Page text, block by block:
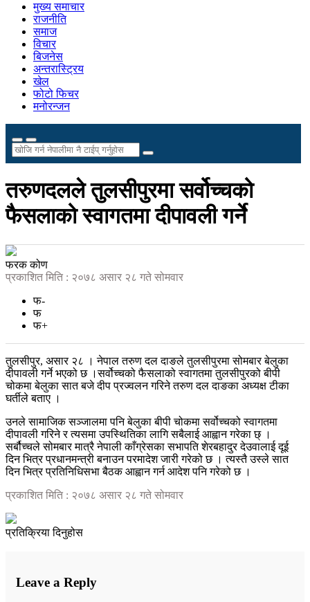
मुख्य समाचार
राजनीति
समाज
विचार
बिजनेस
अन्तरास्ट्रिय
खेल
फोटो फिचर
मनोरन्जन
तरुणदलले तुलसीपुरमा सर्वोच्चको
फैसलाको स्वागतमा दीपावली गर्ने
फरक कोण
प्रकाशित मिति : २०७८ असार २८ गते सोमवार
फ-
फ
फ+
तुलसीपुर, असार २८ । नेपाल तरुण दल दाङले तुलसीपुरमा सोमबार बेलुका
दीपावली गर्ने भएको छ ।सर्वोच्चको फैसलाको स्वागतमा तुलसीपुरको बीपी
चोकमा बेलुका सात बजे दीप प्रज्वलन गरिने तरुण दल दाङका अध्यक्ष टीका
घर्तीले बताए ।
उनले सामाजिक सञ्जालमा पनि बेलुका बीपी चोकमा सर्वोच्चको स्वागतमा
दीपावली गरिने र त्यसमा उपस्थितिका लागि सबैलाई आह्वान गरेका छ् ।
सर्बौच्चले सोमबार मात्रै नेपाली काँग्रेसका सभापति शेरबहादुर देउवालाई दूई
दिन भित्र प्रधानमन्त्री बनाउन परमादेश जारी गरेको छ । त्यस्तै उस्ले सात
दिन भित्र प्रतिनिधिसभा बैठक आह्वान गर्न आदेश पनि गरेको छ ।
प्रकाशित मिति : २०७८ असार २८ गते सोमवार
प्रतिक्रिया दिनुहोस
Leave a Reply